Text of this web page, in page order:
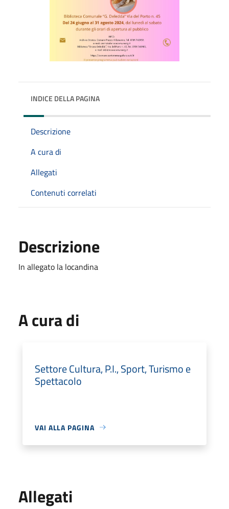
INDICE DELLA PAGINA
Descrizione
A cura di
Allegati
Contenuti correlati
Descrizione
In allegato la locandina
A cura di
Settore Cultura, P.I., Sport, Turismo e
Spettacolo
VAI ALLA PAGINA
Allegati